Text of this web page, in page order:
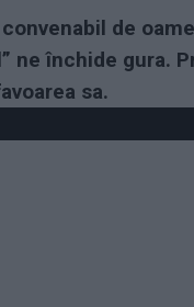
de
ne închide gura.
sa.